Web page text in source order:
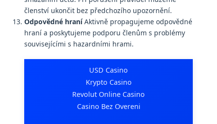
členství ukončit bez předchozího upozornění.
Odpovědné hraníAktivně propagujeme odpovědné
hraní a poskytujeme podporu členům s problémy
souvisejícími s hazardními hrami.
USD Casino
Krypto Casino
Revolut Online Casino
Casino Bez Overeni